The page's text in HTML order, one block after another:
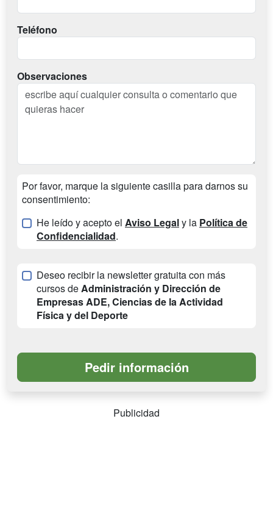
Teléfono
Observaciones
Por favor, marque la siguiente casilla para darnos su
consentimiento:
He leído y acepto el Aviso Legaly la Política de
Confidencialidad.
Deseo recibir la newsletter gratuita con más
cursos deAdministración y Dirección de
Empresas ADE, Ciencias de la Actividad
Física y del Deporte
Publicidad